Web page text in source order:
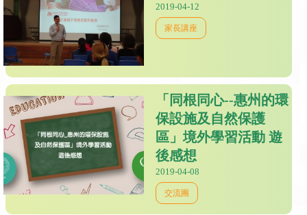
2019-04-12
家長講座
「同根同心--惠州的環
保設施及自然保護
區」境外學習活動 遊
後感想
2019-04-08
交流團